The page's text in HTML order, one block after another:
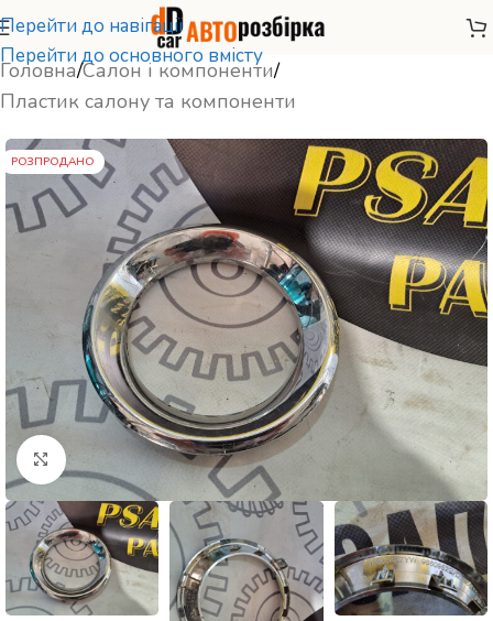
Перейти до навігації
Перейти до основного вмісту
Головна/Салон і компоненти/
Пластик салону та компоненти
РОЗПРОДАНО
Натисніть, щоб збільшити